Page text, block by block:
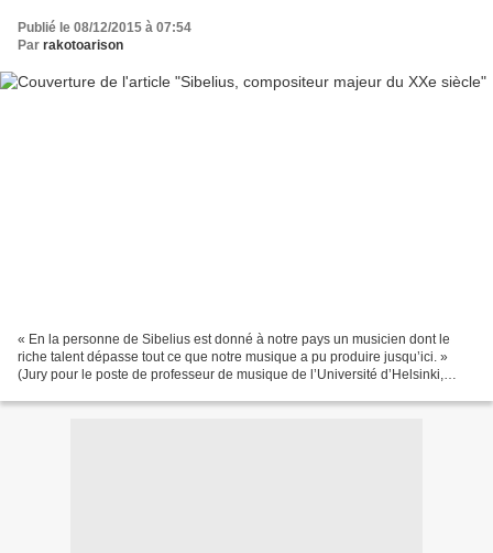
Publié le 08/12/2015 à 07:54
Par rakotoarison
« En la personne de Sibelius est donné à notre pays un musicien dont le
riche talent dépasse tout ce que notre musique a pu produire jusqu’ici. »
(Jury pour le poste de professeur de musique de l’Université d’Helsinki,